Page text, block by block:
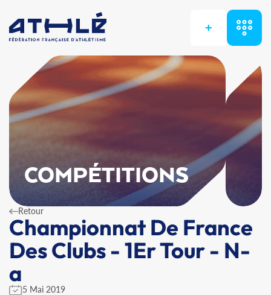
+
COMPÉTITIONS
Retour
Championnat De France
Des Clubs - 1Er Tour - N-
a
5 Mai 2019